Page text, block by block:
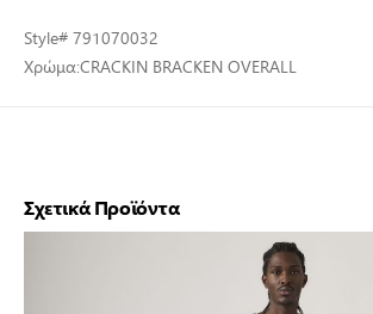
Style# 791070032
Χρώμα:CRACKIN BRACKEN OVERALL
Σχετικά Προϊόντα